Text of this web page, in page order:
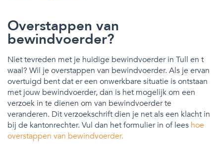
Overstappen van
bewindvoerder?
Niet tevreden met je huidige bewindvoerder in Tull en t
waal? Wil je overstappen van bewindvoerder. Als je ervan
overtuigd bent dat er een onwerkbare situatie is ontstaan
met jouw bewindvoerder, dan is het mogelijk om een
verzoek in te dienen om van bewindvoerder te
veranderen. Dit verzoekschrift dien je net als een klacht in
bij de kantonrechter. Vul dan het formulier in of lees hoe
overstappen van bewindvoerder.